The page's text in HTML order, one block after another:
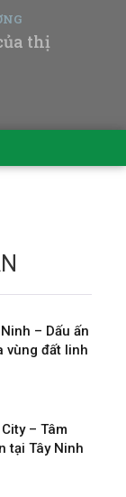
thị
– Dấu ấn
vùng đất linh
– Tâm
tại Tây Ninh